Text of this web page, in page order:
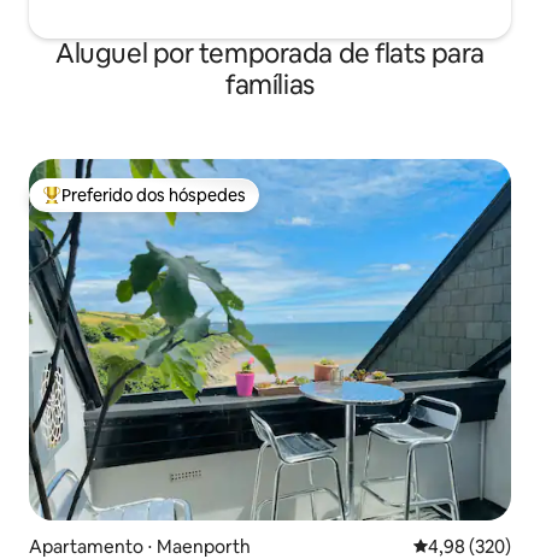
Aluguel por temporada de flats para
famílias
Entre os melhores preferidos dos hóspedes
Preferido dos hóspedes
Apartamento ⋅ Maenporth 4,98 de uma
4,98 (320)